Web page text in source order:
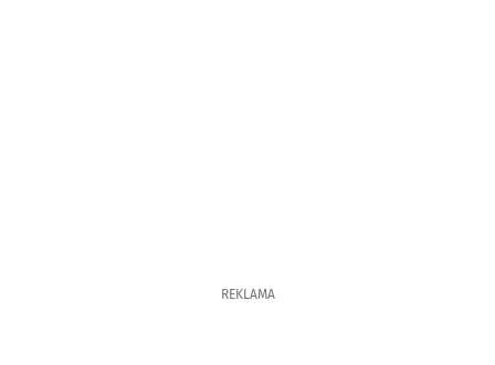
REKLAMA